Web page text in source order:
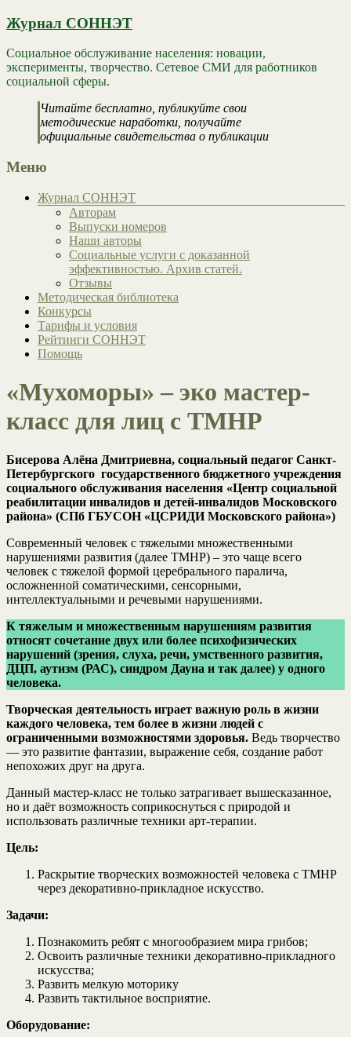
Журнал СОННЭТ
Социальное обслуживание населения: новации,
эксперименты, творчество. Сетевое СМИ для работников
социальной сферы.
Читайте бесплатно, публикуйте свои
методические наработки, получайте
официальные свидетельства о публикации
Меню
Журнал СОННЭТ
Авторам
Выпуски номеров
Наши авторы
Социальные услуги с доказанной
эффективностью. Архив статей.
Отзывы
Методическая библиотека
Конкурсы
Тарифы и условия
Рейтинги СОННЭТ
Помощь
«Мухоморы» – эко мастер-
класс для лиц с ТМНР
Бисерова Алёна Дмитриевна, социальный педагог Санкт-
Петербургского государственного бюджетного учреждения
социального обслуживания населения «Центр социальной
реабилитации инвалидов и детей-инвалидов Московского
района» (СПб ГБУСОН «ЦСРИДИ Московского района»)
Современный человек с тяжелыми множественными
нарушениями развития (далее ТМНР) – это чаще всего
человек с тяжелой формой церебрального паралича,
осложненной соматическими, сенсорными,
интеллектуальными и речевыми нарушениями.
К тяжелым и множественным нарушениям развития
относят сочетание двух или более психофизических
нарушений (зрения, слуха, речи, умственного развития,
ДЦП, аутизм (РАС), синдром Дауна и так далее) у одного
человека.
Творческая деятельность играет важную роль в жизни
каждого человека, тем более в жизни людей с
ограниченными возможностями здоровья. Ведь творчество
— это развитие фантазии, выражение себя, создание работ
непохожих друг на друга.
Данный мастер-класс не только затрагивает вышесказанное,
но и даёт возможность соприкоснуться с природой и
использовать различные техники арт-терапии.
Цель:
Раскрытие творческих возможностей человека с ТМНР
через декоративно-прикладное искусство.
Задачи:
Познакомить ребят с многообразием мира грибов;
Освоить различные техники декоративно-прикладного
искусства;
Развить мелкую моторику
Развить тактильное восприятие.
Оборудование: